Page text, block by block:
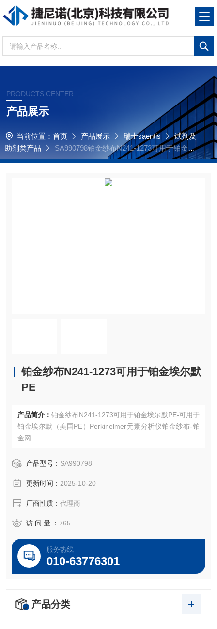
PRODUCTS CENTER
产品展示
当前位置： 首页 产品展示 瑞士saentis
试剂及
助剂类产品
SA990798铂金纱布N241-1273可用于铂金埃
尔默PE
铂金纱布N241-1273可用于铂金埃尔默
PE
产品简介： 铂金纱布N241-1273可用于铂金埃尔默PE-可用于
铂金埃尔默（美国PE）Perkinelmer元素分析仪铂金纱布-铂
金网
注：使用OEM编号仅仅是为了方便查询，并不代表产品来自
于所对应仪器。
产品型号： SA990798
更新时间： 2025-10-20
厂商性质： 代理商
访 问 量 ： 765
服务热线
010-63776301
产品分类